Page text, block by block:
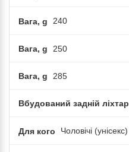
Вага, g 240
Вага, g 250
Вага, g 285
Вбудований задній ліхтар
Для кого Чоловічі (унісекс)